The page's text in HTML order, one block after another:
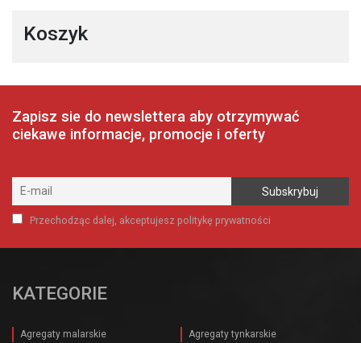
Koszyk
Zapisz sie do newslettera aby otrzymywać
ciekawe informacje, promocje i oferty
Przechodząc dalej, akceptujesz politykę prywatności
KATEGORIE
Agregaty malarskie
Agregaty tynkarskie